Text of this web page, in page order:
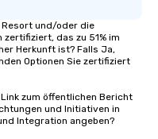
Resort und/oder die
das zu 51% im
Herkunft ist? Falls Ja,
Optionen Sie zertifiziert
zum öffentlichen Bericht
und Initiativen in
Integration angeben?